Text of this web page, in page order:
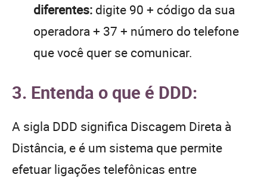
diferentes: digite 90 + código da sua
operadora + 37 + número do telefone
que você quer se comunicar.
3. Entenda o que é DDD:
A sigla DDD significa Discagem Direta à
Distância, e é um sistema que permite
efetuar ligações telefônicas entre